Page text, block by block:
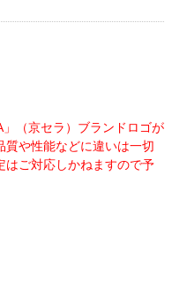
（京セラ）ブランドロゴが
質や性能などに違いは一切
はご対応しかねますので予